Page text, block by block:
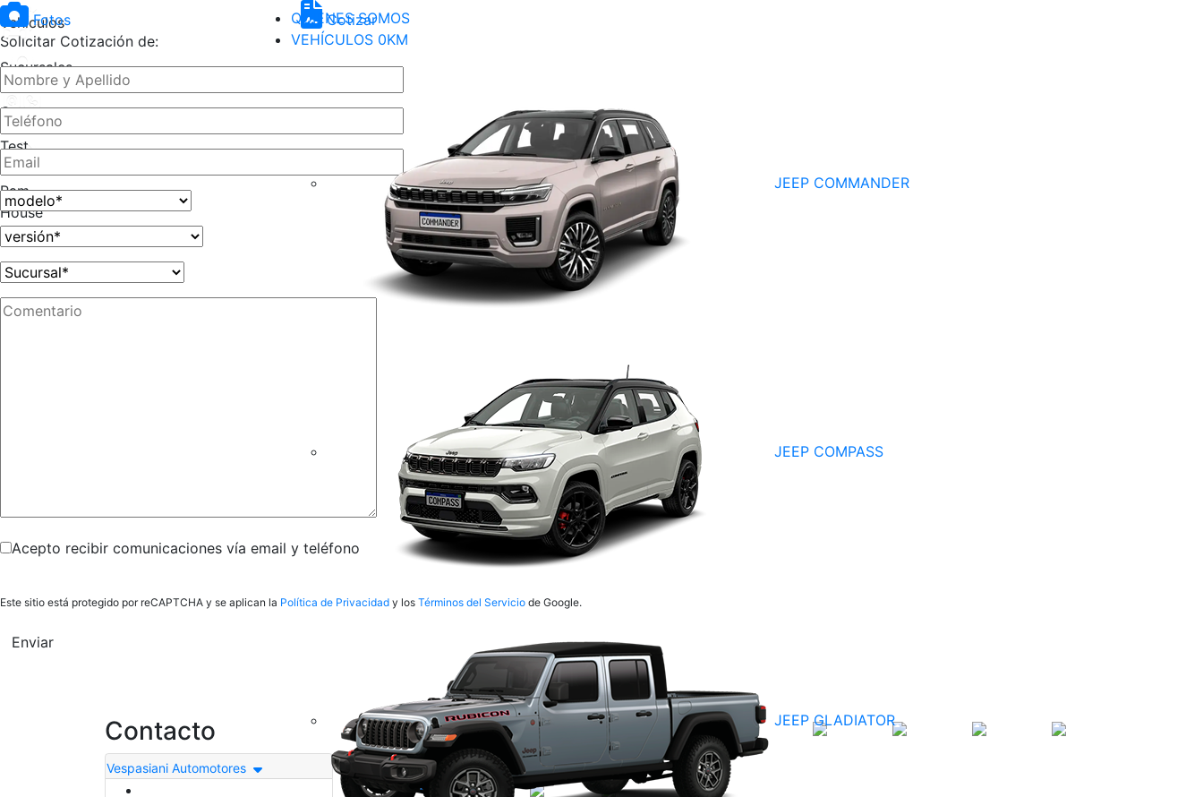
QUIENES SOMOS
VEHÍCULOS 0KM
JEEP COMMANDER
JEEP COMPASS
JEEP GLADIATOR
Vehículos
Sucursales
Contactanos
Test
Drive
Ram
House
Fotos
Cotizar
Solicitar Cotización de:
Acepto recibir comunicaciones vía email y teléfono
Este sitio está protegido por reCAPTCHA y se aplican la Política de Privacidad y los Términos del Servicio de Google.
Enviar
Contacto
Vespasiani Automotores
Sitio
QUIENES
SOMOS
Seguinos
en